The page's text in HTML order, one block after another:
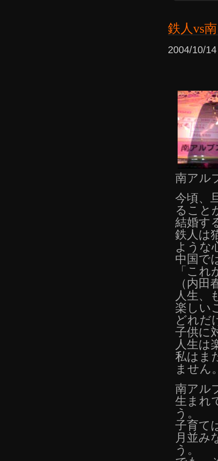
鉄人vs
2004/10/
南アル
今頃、
ること
結婚す
鉄人は
ような
中国で
「こ
（内
人生、
楽しい
どれだ
子供に
人生は
私はま
ません
南アル
生まれ
う。
子育て
月並み
う。